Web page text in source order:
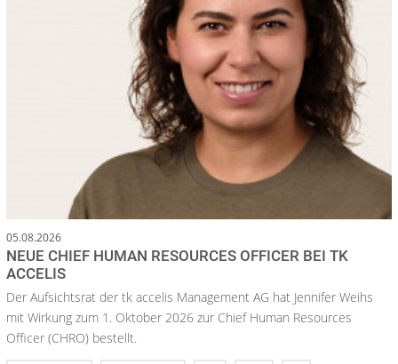
05.08.2026
NEUE CHIEF HUMAN RESOURCES OFFICER BEI TK
ACCELIS
Der Aufsichtsrat der tk accelis Management AG hat Jennifer Weihs
mit Wirkung zum 1. Oktober 2026 zur Chief Human Resources
Officer (CHRO) bestellt.